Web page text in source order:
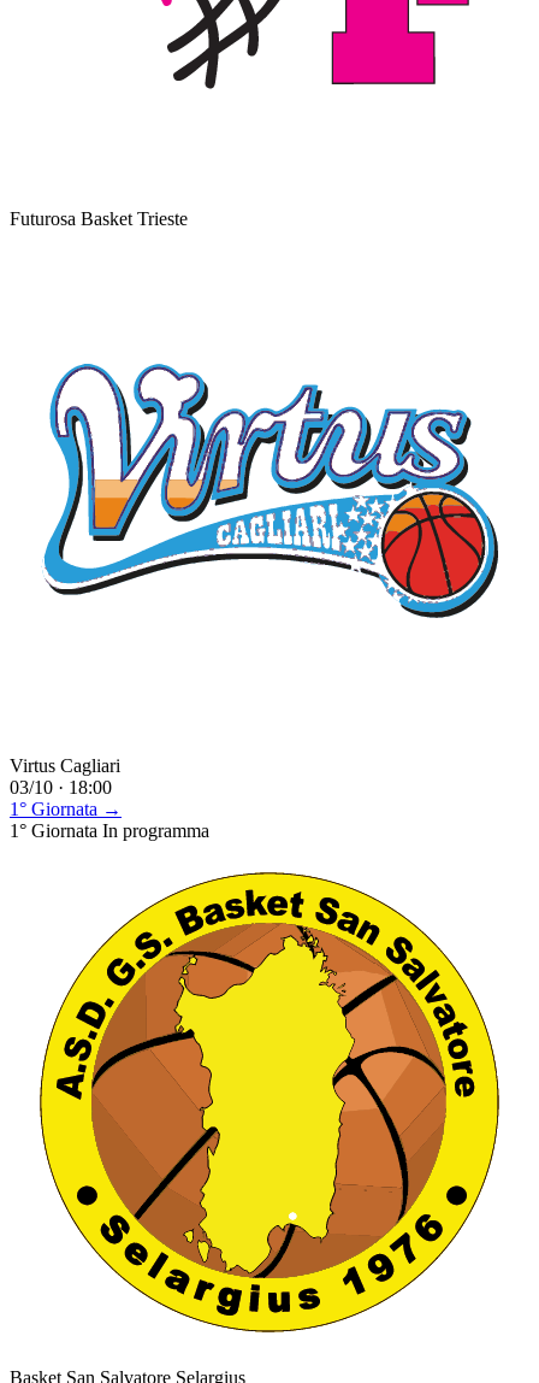
Futurosa Basket Trieste
Virtus Cagliari
03/10 · 18:00
1° Giornata →
1° Giornata In programma
Basket San Salvatore Selargius